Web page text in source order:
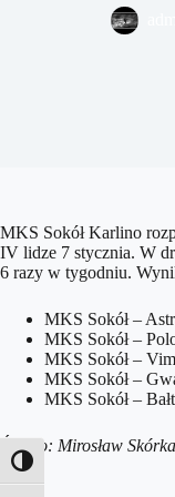
Toggle High Contrast
MKS Sokół Karlino
IV lidze 7 stycznia. W
6 razy w tygodniu.
MKS Sokół –
MKS Sokół –
MKS Sokół –
MKS Sokół –
MKS Sokół –
Źródło: Mirosław Skórka